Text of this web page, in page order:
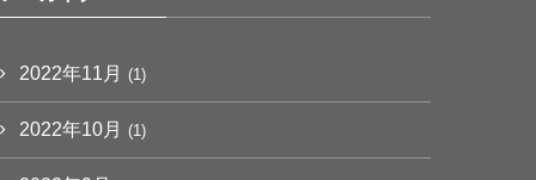
2022年11月 (1)
2022年10月 (1)